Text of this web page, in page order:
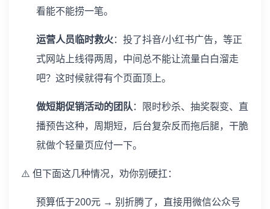
看能不能捞一笔。
运营人员临时救火：投了抖音/小红书广告，等正
式网站上线得两周，中间总不能让流量白白溜走
吧？这时候就得有个页面顶上。
做短期促销活动的团队：限时秒杀、抽奖裂变、直
播预告这种，周期短，后台复杂反而拖后腿，干脆
就做个轻量页应付一下。
⚠️ 但下面这几种情况，劝你别硬扛：
预算低于200元 → 别折腾了，直接用微信公众号